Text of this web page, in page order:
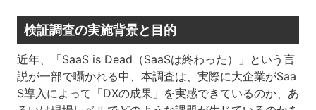
検証調査の実施背景と目的
近年、「SaaS is Dead（SaaSは終わった）」という言
説が一部で囁かれる中、本調査は、実際に大企業がSaa
S導入によって「DXの成果」を実感できているのか、あ